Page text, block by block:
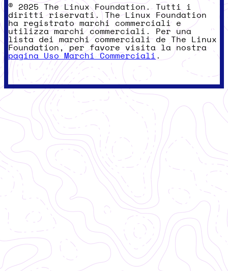
© 2025 The Linux Foundation. Tutti i
diritti riservati. The Linux Foundation
ha registrato marchi commerciali e
utilizza marchi commerciali. Per una
lista dei marchi commerciali de The Linux
Foundation, per favore visita la nostra
pagina Uso Marchi Commerciali .